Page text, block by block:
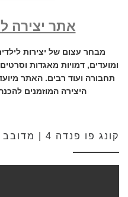
אתר יצירה
מבחר עצום של יצירות
ומועדים, דמויות מאגדות
תחבורה ועוד רבים. האתר
היצירה המוזמנים
קונג פו פנדה 4 | מדובב